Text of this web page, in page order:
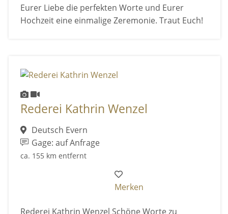
Eurer Liebe die perfekten Worte und Eurer
Hochzeit eine einmalige Zeremonie. Traut Euch!
Rederei Kathrin Wenzel
Deutsch Evern
Gage: auf Anfrage
ca. 155 km entfernt
Merken
Rederei Kathrin Wenzel Schöne Worte zu